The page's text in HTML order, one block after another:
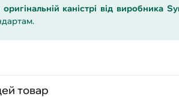
оригінальній каністрі від виробника
товар